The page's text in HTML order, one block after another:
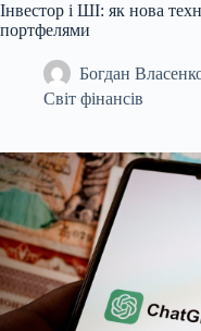
Інвестор і ШІ: як нова
портфелями
Богдан
Світ фінансів